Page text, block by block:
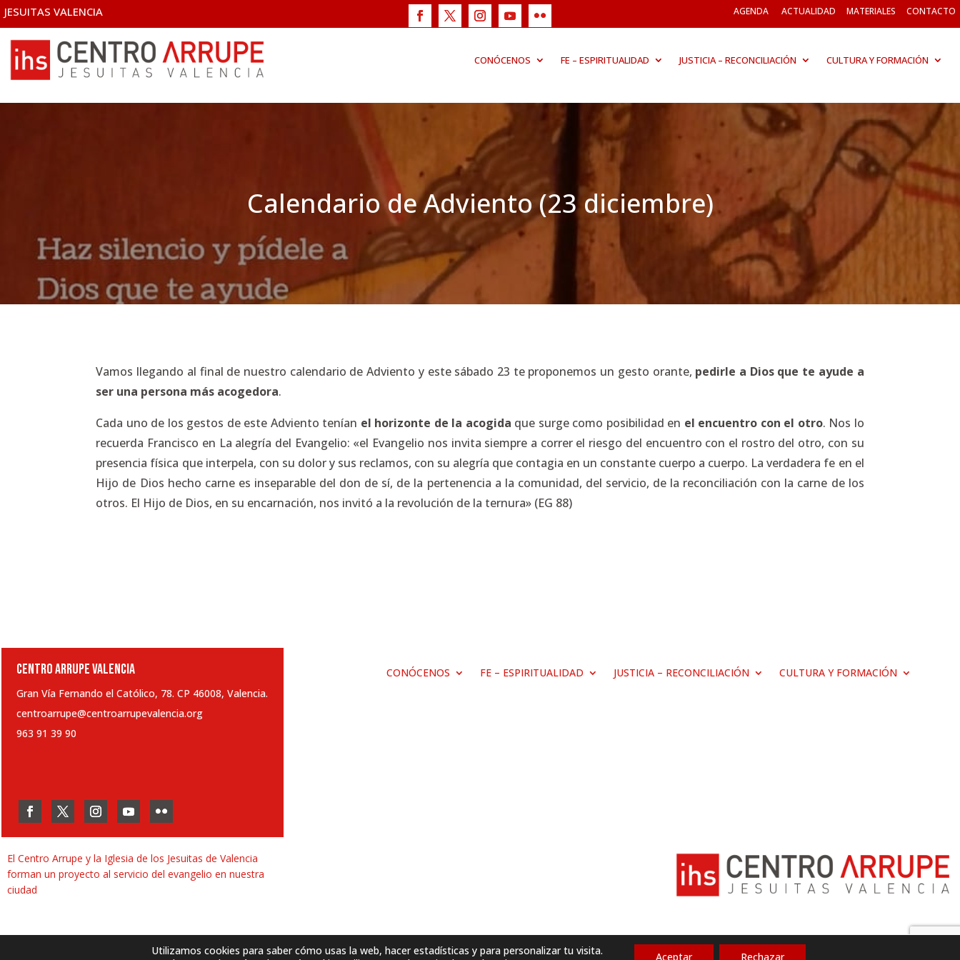
JESUITAS VALENCIA AGENDA ACTUALIDAD MATERIALES CONTACTO
CONÓCENOS FE – ESPIRITUALIDAD JUSTICIA – RECONCILIACIÓN CULTURA Y FORMACIÓN
Calendario de Adviento (23 diciembre)
Vamos llegando al final de nuestro calendario de Adviento y este sábado 23 te proponemos un gesto orante, pedirle a Dios que te ayude a
ser una persona más acogedora.
Cada uno de los gestos de este Adviento tenían el horizonte de la acogida que surge como posibilidad en el encuentro con el otro. Nos lo
recuerda Francisco en La alegría del Evangelio: «el Evangelio nos invita siempre a correr el riesgo del encuentro con el rostro del otro, con su
presencia física que interpela, con su dolor y sus reclamos, con su alegría que contagia en un constante cuerpo a cuerpo. La verdadera fe en el
Hijo de Dios hecho carne es inseparable del don de sí, de la pertenencia a la comunidad, del servicio, de la reconciliación con la carne de los
otros. El Hijo de Dios, en su encarnación, nos invitó a la revolución de la ternura» (EG 88)
CENTRO ARRUPE VALENCIA
Gran Vía Fernando el Católico, 78. CP 46008, Valencia.
centroarrupe@centroarrupevalencia.org
963 91 39 90
CONÓCENOS FE – ESPIRITUALIDAD JUSTICIA – RECONCILIACIÓN CULTURA Y FORMACIÓN
El Centro Arrupe y la Iglesia de los Jesuitas de Valencia
forman un proyecto al servicio del evangelio en nuestra
ciudad
Utilizamos cookies para saber cómo usas la web, hacer estadísticas y para personalizar tu visita.
Aceptar Rechazar